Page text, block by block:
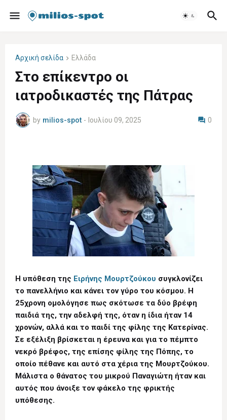
Αρχική σελίδα Ελλάδα
Στο επίκεντρο οι
ιατροδικαστές της Πάτρας
by milios-spot - Ιουλίου 09, 2025 0
Η υπόθεση της Ειρήνης Μουρτζούκου συγκλονίζει
το πανελλήνιο και κάνει τον γύρο του κόσμου. Η
25χρονη ομολόγησε πως σκότωσε τα δύο βρέφη
παιδιά της, την αδελφή της, όταν η ίδια ήταν 14
χρονών, αλλά και το παιδί της φίλης της Κατερίνας.
Σε εξέλιξη βρίσκεται η έρευνα και για το πέμπτο
νεκρό βρέφος, της επίσης φίλης της Πόπης, το
οποίο πέθανε και αυτό στα χέρια της Μουρτζούκου.
Μάλιστα ο θάνατος του μικρού Παναγιώτη ήταν και
αυτός που άνοιξε τον φάκελο της φρικτής
υπόθεσης.